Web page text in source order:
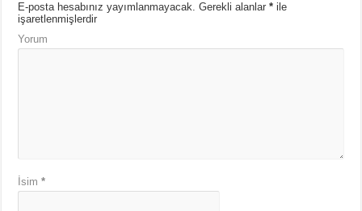
E-posta hesabınız yayımlanmayacak. Gerekli alanlar* ile
işaretlenmişlerdir
Yorum
İsim*